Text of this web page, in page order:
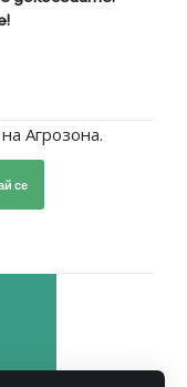
Агрозона.
се